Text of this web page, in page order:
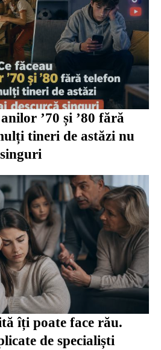
’70 și ’80 fără
tineri de astăzi nu
îți poate face rău.
de specialiști